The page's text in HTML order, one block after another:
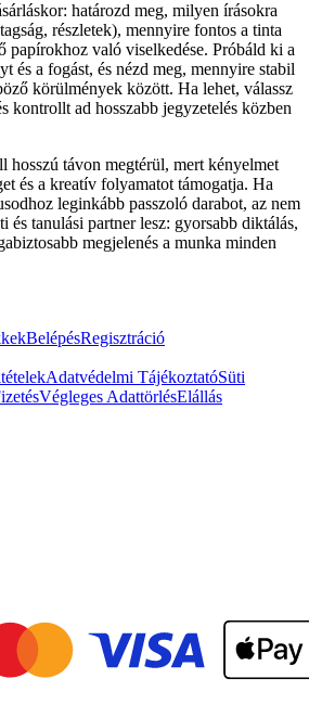
határozd meg, milyen írásokra
részletek), mennyire fontos a tinta
papírokhoz való viselkedése. Próbáld ki a
és a fogást, és nézd meg, mennyire stabil
körülmények között. Ha lehet, válassz
kontrollt ad hosszabb jegyzetelés közben
hosszú távon megtérül, mert kényelmet
és a kreatív folyamatot támogatja. Ha
leginkább passzoló darabot, az nem
és tanulási partner lesz: gyorsabb diktálás,
megjelenés a munka minden
BelépésRegisztráció
Adatvédelmi TájékoztatóSüti
Végleges AdattörlésElállás